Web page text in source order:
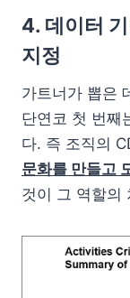
4. 데이터
지정
가트너가 뽑은
단연코 첫 번째
다. 즉 조직의
문화를 만들고
것이 그 역할의